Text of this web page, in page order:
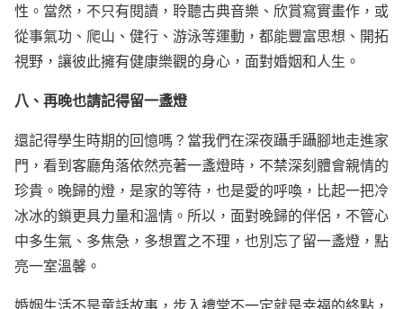
性。當然，不只有閱讀，聆聽古典音樂、欣賞寫實畫作，或
從事氣功、爬山、健行、游泳等運動，都能豐富思想、開拓
視野，讓彼此擁有健康樂觀的身心，面對婚姻和人生。
八、再晚也請記得留一盞燈
還記得學生時期的回憶嗎？當我們在深夜躡手躡腳地走進家
門，看到客廳角落依然亮著一盞燈時，不禁深刻體會親情的
珍貴。晚歸的燈，是家的等待，也是愛的呼喚，比起一把冷
冰冰的鎖更具力量和溫情。所以，面對晚歸的伴侶，不管心
中多生氣、多焦急，多想置之不理，也別忘了留一盞燈，點
亮一室溫馨。
婚姻生活不是童話故事，步入禮堂不一定就是幸福的終點，